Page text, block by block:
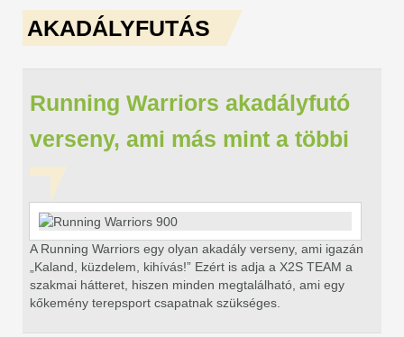
AKADÁLYFUTÁS
Running Warriors akadályfutó
verseny, ami más mint a többi
A Running Warriors egy olyan akadály verseny, ami igazán
„Kaland, küzdelem, kihívás!” Ezért is adja a X2S TEAM a
szakmai hátteret, hiszen minden megtalálható, ami egy
kőkemény terepsport csapatnak szükséges.